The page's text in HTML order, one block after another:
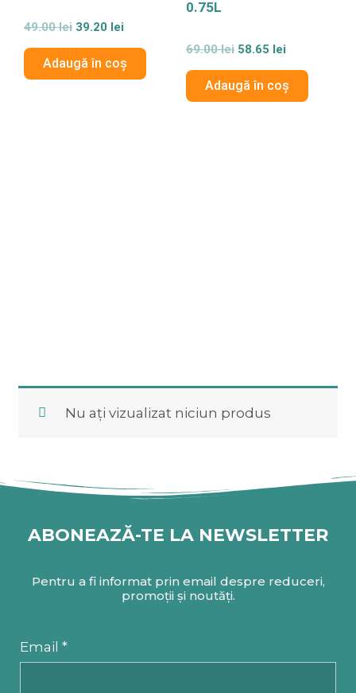
Evaluat
0
49.00lei 39.20 lei
Adaugă în coș
0.75L
Evaluat
0
69.00lei 58.65 lei
Adaugă în coș
Nu ați vizualizat niciun produs
ABONEAZĂ-TE LA NEWSLETTER
Pentru a fi informat prin email despre reduceri,
promoții și noutăți.
Email *